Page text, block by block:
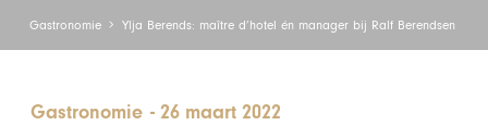
Gastronomie Ylja Berends: maître d’hotel én manager bij Ralf Berendsen
Gastronomie -26 maart 2022